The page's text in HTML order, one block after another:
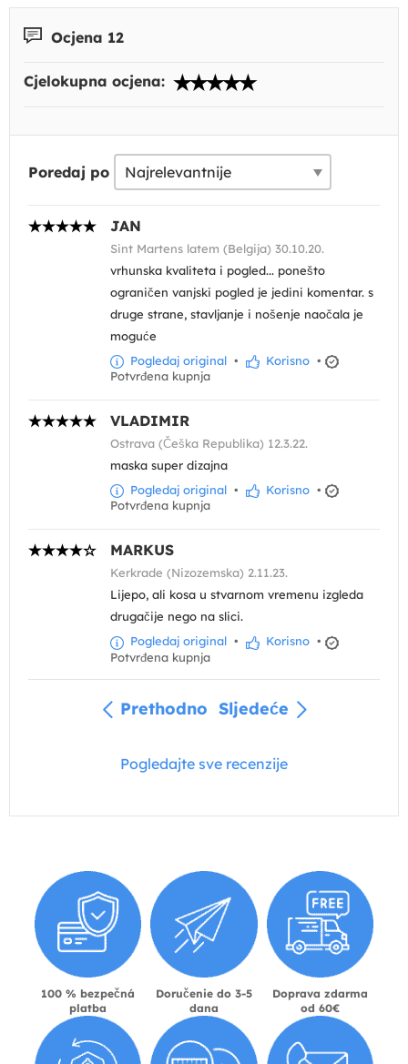
Ocjena 12
Cjelokupna ocjena:
Poredaj po
JAN
Sint Martens latem (Belgija) 30.10.20.
vrhunska kvaliteta i pogled... ponešto
ograničen vanjski pogled je jedini komentar. s
druge strane, stavljanje i nošenje naočala je
moguće
Pogledaj original • Korisno •
Potvrđena kupnja
VLADIMIR
Ostrava (Češka Republika) 12.3.22.
maska super dizajna
Pogledaj original • Korisno •
Potvrđena kupnja
MARKUS
Kerkrade (Nizozemska) 2.11.23.
Lijepo, ali kosa u stvarnom vremenu izgleda
drugačije nego na slici.
Pogledaj original • Korisno •
Potvrđena kupnja
Prethodno Sljedeće
Pogledajte sve recenzije
100 % bezpečná
platba
Doručenie do 3-5
dana
Doprava zdarma
od 60€